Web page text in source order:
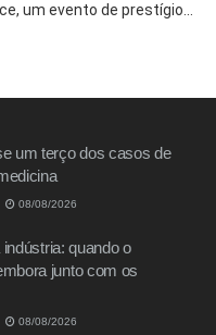
um evento de prestígio...
um terço dos casos de
08/08/2026
quando o
junto com os
08/08/2026